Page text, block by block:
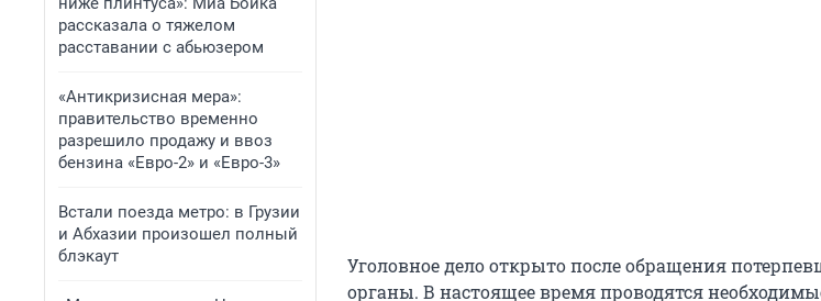
рассказала о тяжелом
расставании с абьюзером
«Антикризисная мера»:
правительство временно
разрешило продажу и ввоз
бензина «Евро-2» и «Евро-3»
Встали поезда метро: в Грузии
и Абхазии произошел полный
блэкаут
Уголовное дело открыто после обращения
органы. В настоящее время проводятся